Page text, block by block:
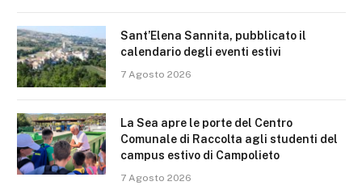
Sant’Elena Sannita, pubblicato il
calendario degli eventi estivi
7 Agosto 2026
La Sea apre le porte del Centro
Comunale di Raccolta agli studenti del
campus estivo di Campolieto
7 Agosto 2026